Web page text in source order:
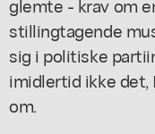
stillingtagende
sig i politiske
imidlertid ikke det,
om.